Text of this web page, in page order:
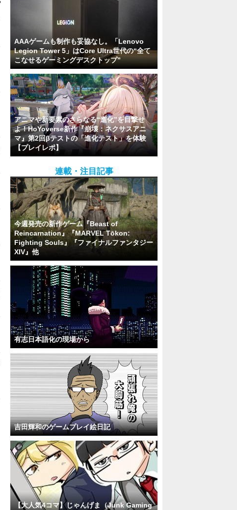
AAAゲームも制作も妥協なし。「Lenovo
Legion Tower 5」はCore Ultra世代の“全て
こなせるゲーミングデスクトップ”
アニマや新要素のさらなる“進化”を目撃せ
よ！HoYoverse新作『崩壊：ネクサスアニ
マ』第2回βテストの「進化テスト」を体験
【プレイレポ】
連載・注目記事
今週発売の新作ゲーム『Beast of
Reincarnation』『MARVEL Tōkon:
Fighting Souls』『ファイナルファンタジー
XIV』他
有志日本語化の現場から
吉田輝和のゲームプレイ絵日記
【大人気4コマ】じゃんげま（Junk Gaming